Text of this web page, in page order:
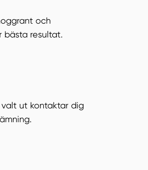
och
bästa resultat.
ut kontaktar dig